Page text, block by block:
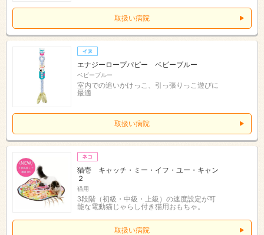
取扱い病院
エナジーロープパピー ベビーブルー
ベビーブルー
室内での追いかけっこ、引っ張りっこ遊びに
最適
取扱い病院
猫壱 キャッチ・ミー・イフ・ユー・キャン
２
猫用
3段階（初級・中級・上級）の速度設定が可
能な電動猫じゃらし付き猫用おもちゃ。
取扱い病院